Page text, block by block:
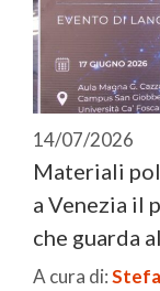
14/07/2026
Materiali
a Venezia il
che guarda
A cura di: